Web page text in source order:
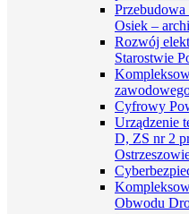
Osiek –
Rozwój
Starostwie
Cyfrowy
Urządzenie
D, ZS nr 2
Obwodu